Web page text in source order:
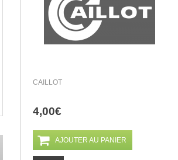
CAILLOT
4,00€
AJOUTER AU PANIER